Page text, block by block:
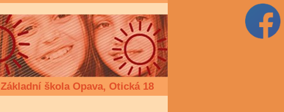
Základní škola Opava, Otická 18